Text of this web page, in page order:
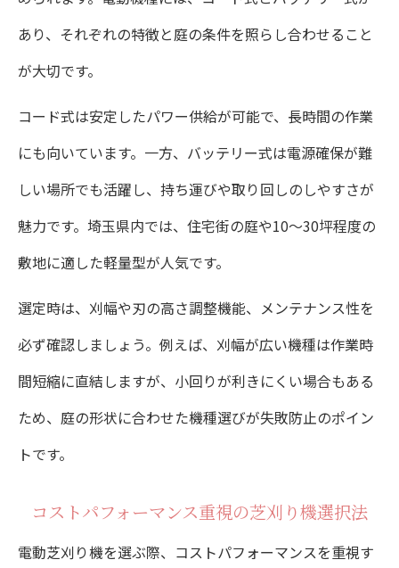
安全に芝刈りを行うための注意点まとめ
芝刈り後の芝生ケアも電動機器で簡単に
初心者向け芝刈り機の保管と管理方法
芝生を美しく守る電動芝刈り機活用術
芝生の美観を保つ芝刈りの頻度とコツ
電動芝刈り機で均一に仕上げる方法解説
芝刈り後のメンテナンスで美しさを維持
芝刈りトラブルを防ぐ日常ケアの重要性
あり、それぞれの特徴と庭の条件を照らし合わせること
が大切です。
コード式は安定したパワー供給が可能で、長時間の作業
にも向いています。一方、バッテリー式は電源確保が難
しい場所でも活躍し、持ち運びや取り回しのしやすさが
魅力です。埼玉県内では、住宅街の庭や10〜30坪程度の
敷地に適した軽量型が人気です。
選定時は、刈幅や刃の高さ調整機能、メンテナンス性を
必ず確認しましょう。例えば、刈幅が広い機種は作業時
間短縮に直結しますが、小回りが利きにくい場合もある
ため、庭の形状に合わせた機種選びが失敗防止のポイン
トです。
コストパフォーマンス重視の芝刈り機選択法
電動芝刈り機を選ぶ際、コストパフォーマンスを重視す